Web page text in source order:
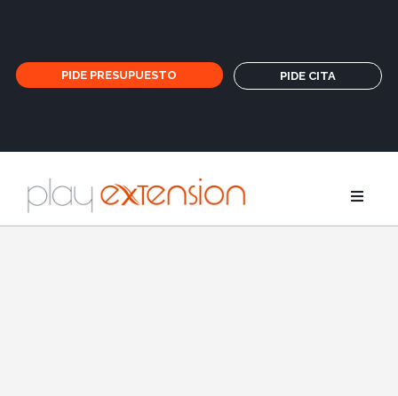
PIDE PRESUPUESTO PIDE CITA